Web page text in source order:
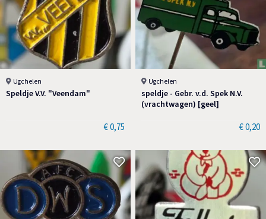
Ugchelen
Speldje V.V. "Veendam"
€ 0,75
Ugchelen
speldje - Gebr. v.d. Spek N.V.
(vrachtwagen) [geel]
€ 0,20